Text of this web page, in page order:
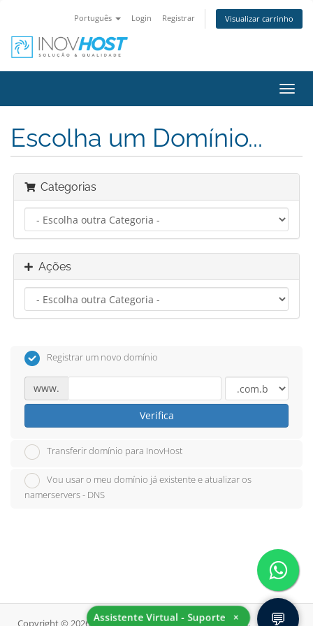
💬
Assistente Virtual - Suporte ×
Português Login Registrar Visualizar carrinho
Escolha um Domínio...
Categorias
Ações
Registrar um novo domínio
www.
Verifica
Transferir domínio para InovHost
Vou usar o meu domínio já existente e atualizar os
namerservers - DNS
Copyright © 2026 InovHost. Alguns Direitos Reservados.